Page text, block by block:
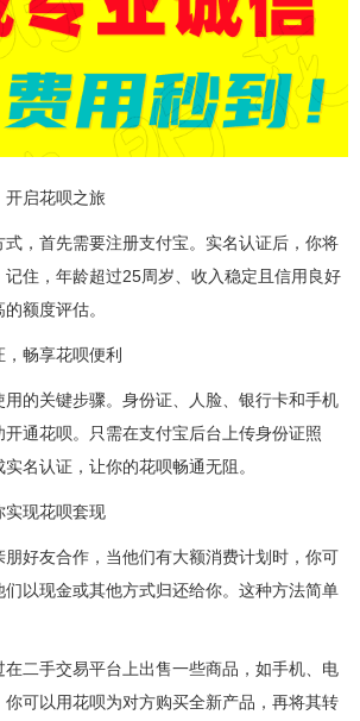
开启花呗之旅
式，首先需要注册支付宝。实名认证后，你将
住，年龄超过25周岁、收入稳定且信用良好
额度评估。
畅享花呗便利
用的关键步骤。身份证、人脸、银行卡和手机
通花呗。只需在支付宝后台上传身份证照
名认证，让你的花呗畅通无阻。
实现花呗套现
朋好友合作，当他们有大额消费计划时，你可
们以现金或其他方式归还给你。这种方法简单
在二手交易平台上出售一些商品，如手机、电
你可以用花呗为对方购买全新产品，再将其转